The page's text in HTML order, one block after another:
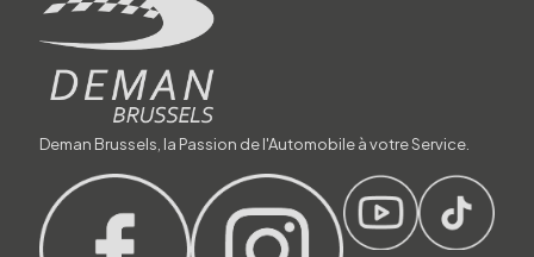
Deman Brussels, la Passion de l'Automobile à votre Service.